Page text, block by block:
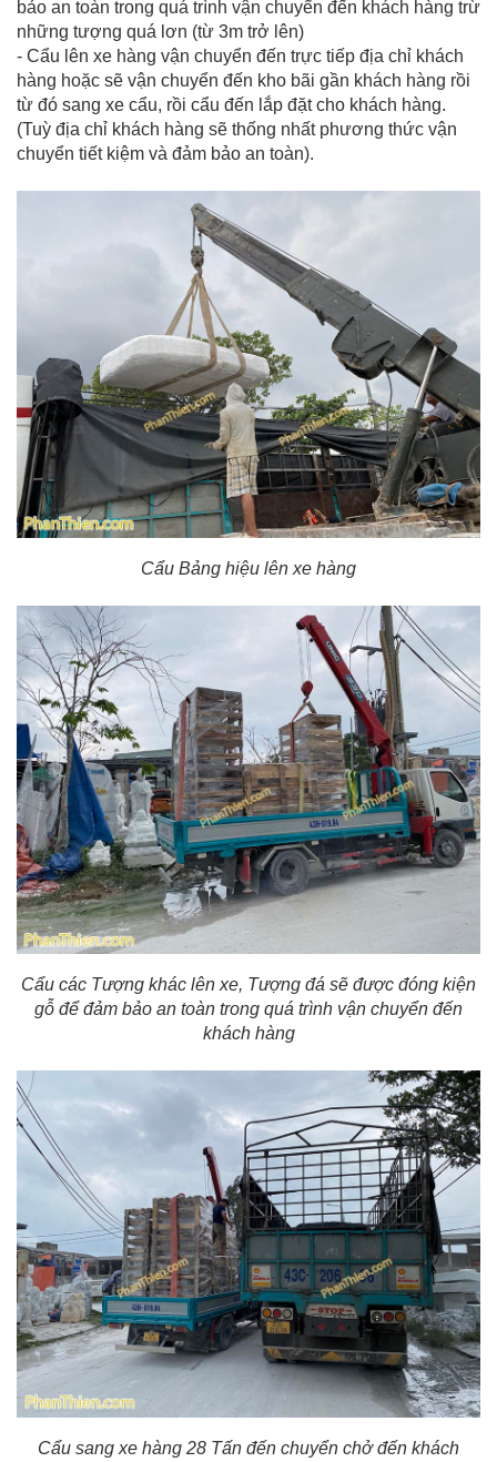
bảo an toàn trong quá trình vận chuyển đến khách hàng trừ
những tượng quá lơn (từ 3m trở lên)
- Cẩu lên xe hàng vận chuyển đến trực tiếp địa chỉ khách
hàng hoặc sẽ vận chuyển đến kho bãi gần khách hàng rồi
từ đó sang xe cẩu, rồi cẩu đến lắp đặt cho khách hàng.
(Tuỳ địa chỉ khách hàng sẽ thống nhất phương thức vận
chuyển tiết kiệm và đảm bảo an toàn).
Cẩu Bảng hiệu lên xe hàng
Cẩu các Tượng khác lên xe, Tượng đá sẽ được đóng kiện
gỗ để đảm bảo an toàn trong quá trình vận chuyển đến
khách hàng
Cẩu sang xe hàng 28 Tấn đến chuyển chở đến khách